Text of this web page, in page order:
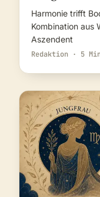
Harmonie trifft
Kombination aus
Aszendent
Redaktion · 5